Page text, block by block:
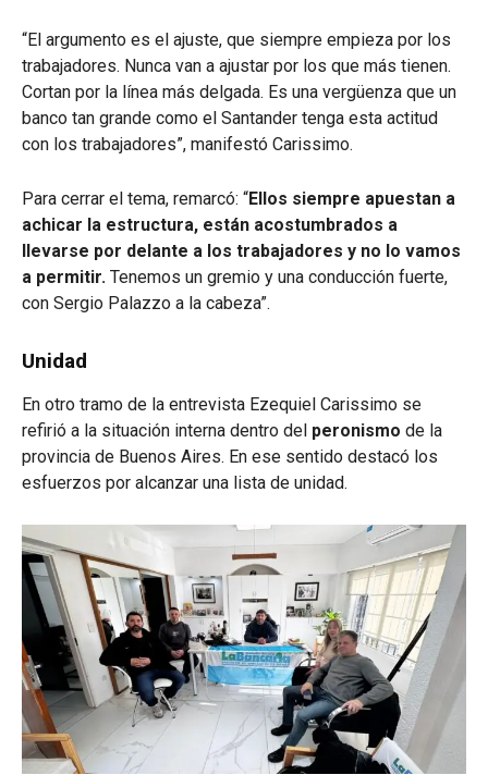
“El argumento es el ajuste, que siempre empieza por los
trabajadores. Nunca van a ajustar por los que más tienen.
Cortan por la línea más delgada. Es una vergüenza que un
banco tan grande como el Santander tenga esta actitud
con los trabajadores”, manifestó Carissimo.
Para cerrar el tema, remarcó: “Ellos siempre apuestan a
achicar la estructura, están acostumbrados a
llevarse por delante a los trabajadores y no lo vamos
a permitir. Tenemos un gremio y una conducción fuerte,
con Sergio Palazzo a la cabeza”.
Unidad
En otro tramo de la entrevista Ezequiel Carissimo se
refirió a la situación interna dentro del peronismo de la
provincia de Buenos Aires. En ese sentido destacó los
esfuerzos por alcanzar una lista de unidad.